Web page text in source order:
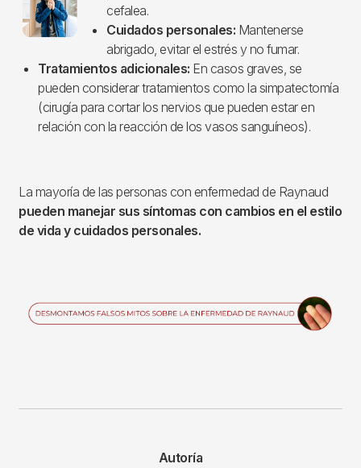
cefalea.
Cuidados personales: Mantenerse
abrigado, evitar el estrés y no fumar.
Tratamientos adicionales: En casos graves, se
pueden considerar tratamientos como la simpatectomía
(cirugía para cortar los nervios que pueden estar en
relación con la reacción de los vasos sanguíneos).
La mayoría de las personas con enfermedad de Raynaud
pueden manejar sus síntomas con cambios en el estilo
de vida y cuidados personales.
Imagen
Autoría